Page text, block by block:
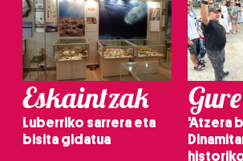
Eskaintzak
Luberriko sarrera eta
bisita gidatua
'Atzera